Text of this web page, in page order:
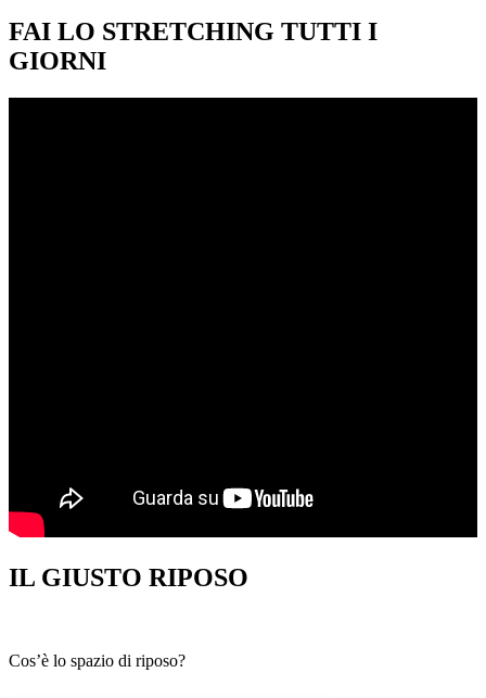
FAI LO STRETCHING TUTTI I
GIORNI
IL GIUSTO RIPOSO
Cos’è lo spazio di riposo?